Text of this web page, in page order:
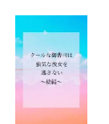
子の影が忍び寄
没落令嬢が、一
る日本刺繍の腕
愛！
気に入っていた
男が女を買うの
女が男を買い、